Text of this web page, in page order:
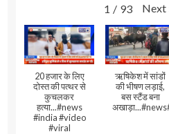
1 / 93 Next
20 हजार के लिए
दोस्त की पत्थर से
कुचलकर
हत्या...#news
#india #video
#viral
ऋषिकेश में सांडों
की भीषण लड़ाई,
बस स्टैंड बना